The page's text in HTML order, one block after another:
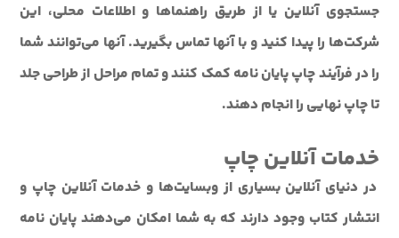
جستجوی آنلاین یا از طریق راهنماها و اطلاعات محلی، این
شرکت‌ها را پیدا کنید و با آنها تماس بگیرید. آنها می‌توانند شما
را در فرآیند چاپ پایان نامه کمک کنند و تمام مراحل از طراحی جلد
تا چاپ نهایی را انجام دهند.
خدمات آنلاین چاپ
در دنیای آنلاین بسیاری از وبسایت‌ها و خدمات آنلاین چاپ و
انتشار کتاب وجود دارند که به شما امکان می‌دهند پایان نامه